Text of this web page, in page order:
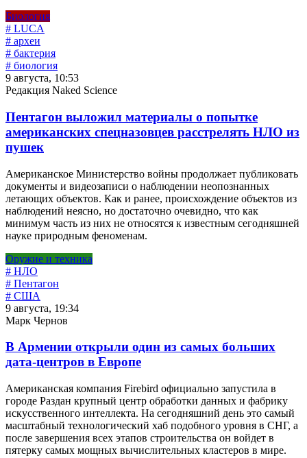
Биология
# LUCA
# археи
# бактерия
# биология
9 августа, 10:53
Редакция Naked Science
Пентагон выложил материалы о попытке
американских спецназовцев расстрелять НЛО из
пушек
Американское Министерство войны продолжает публиковать
документы и видеозаписи о наблюдении неопознанных
летающих объектов. Как и ранее, происхождение объектов из
наблюдений неясно, но достаточно очевидно, что как
минимум часть из них не относятся к известным сегодняшней
науке природным феноменам.
Оружие и техника
# НЛО
# Пентагон
# США
9 августа, 19:34
Марк Чернов
В Армении открыли один из самых больших
дата-центров в Европе
Американская компания Firebird официально запустила в
городе Раздан крупный центр обработки данных и фабрику
искусственного интеллекта. На сегодняшний день это самый
масштабный технологический хаб подобного уровня в СНГ, а
после завершения всех этапов строительства он войдет в
пятерку самых мощных вычислительных кластеров в мире.